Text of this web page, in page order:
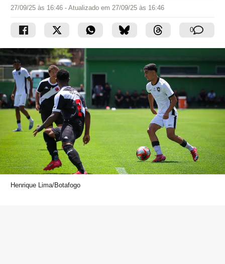
27/09/25 às 16:46 - Atualizado em 27/09/25 às 16:46
0
Henrique Lima/Botafogo